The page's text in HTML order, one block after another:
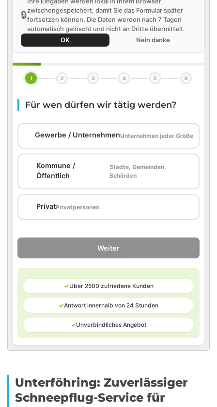
🔒zwischengespeichert, damit Sie das Formular später
fortsetzen können. Die Daten werden nach 7 Tagen
automatisch gelöscht und nicht an Dritte übermittelt.
OK
Nein danke
1 2 3 4 5 6
Für wen dürfen wir tätig werden?
Gewerbe / UnternehmenUnternehmen jeder Größe
Kommune /
Öffentlich
Städte, Gemeinden,
Behörden
PrivatPrivatpersonen
Weiter
✓Über 2500 zufriedene Kunden
✓Antwort innerhalb von 24 Stunden
✓Unverbindliches Angebot
Unterföhring: Zuverlässiger
Schneepflug-Service für